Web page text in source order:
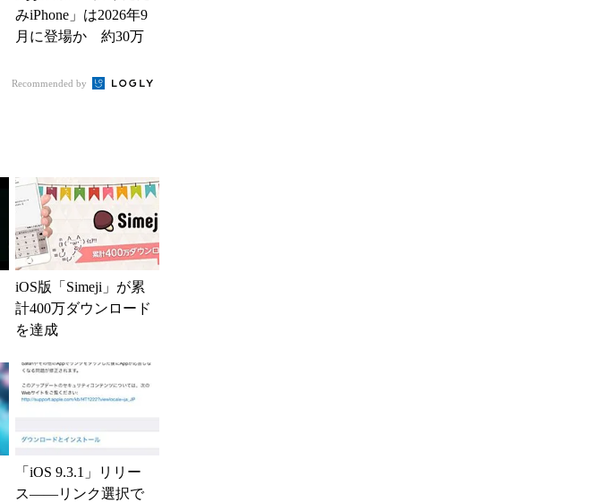
みiPhone」は2026年9
月に登場か 約30万
Recommended by
iOS版「Simeji」が累
計400万ダウンロード
を達成
「iOS 9.3.1」リリー
ス――リンク選択で